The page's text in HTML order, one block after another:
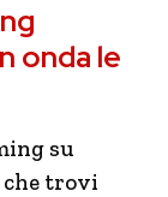
onda le
su
che trovi